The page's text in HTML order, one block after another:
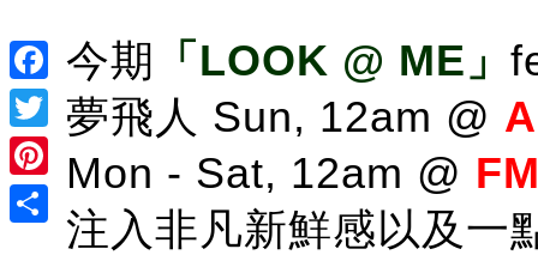
Facebook
Twitter
Pinterest
今期 「LOOK @ ME」
夢飛人 Sun, 12am @
Mon - Sat, 12am @
注入非凡新鮮感以及一